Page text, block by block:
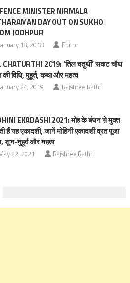
MINISTER NIRMALA
DAY OUT ON SUKHOI
JODHPUR
18, 2018 Editor
CHATURTHI 2019: ‘तिल चतुर्थी’ सकट चौथ
की विधि, मुहूर्त, कथा और महत्व
24, 2019 Rajshree Rathi
EKADASHI 2021: मोह के बंधन से मुक्त
हैं यह एकादशी, जानें मोहिनी एकादशी व्रत पूजा
शुभ-मुहूर्त और महत्व
22, 2021 Rajshree Rathi